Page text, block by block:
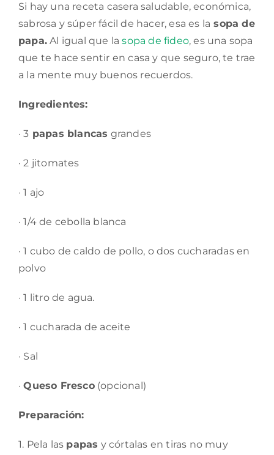
Si hay una receta casera saludable, económica,
sabrosa y súper fácil de hacer, esa es la sopa de
papa. Al igual que lasopa de fideo, es una sopa
que te hace sentir en casa y que seguro, te trae
a la mente muy buenos recuerdos.
Ingredientes:
· 3 papas blancas grandes
· 2 jitomates
· 1 ajo
· 1/4 de cebolla blanca
· 1 cubo de caldo de pollo, o dos cucharadas en
polvo
· 1 litro de agua.
· 1 cucharada de aceite
· Sal
·Queso Fresco(opcional)
Preparación:
1. Pela las papas y córtalas en tiras no muy